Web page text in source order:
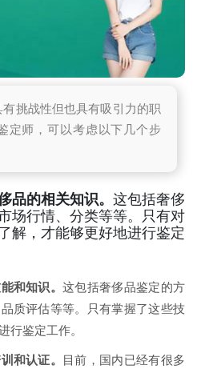
挑战性但也具有吸引力的职
定师，可以考虑以下几个步
品的相关知识。 这包括奢侈
场行情、分类等等。只有对
解，才能够更好地进行鉴定
和知识。这包括奢侈品鉴定的方
质评估等等。只有掌握了这些技
行鉴定工作。
和认证。 目前，国内已经有很多